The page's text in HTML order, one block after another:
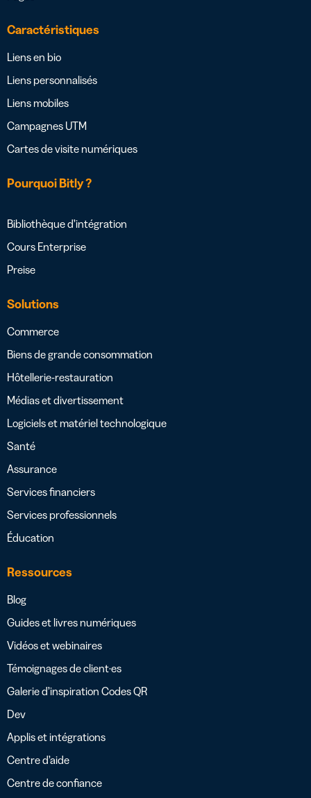
Caractéristiques
Liens en bio
Liens personnalisés
Liens mobiles
Campagnes UTM
Cartes de visite numériques
Pourquoi Bitly ?
Bibliothèque d’intégration
Cours Enterprise
Preise
Solutions
Commerce
Biens de grande consommation
Hôtellerie-restauration
Médias et divertissement
Logiciels et matériel technologique
Santé
Assurance
Services financiers
Services professionnels
Éducation
Ressources
Blog
Guides et livres numériques
Vidéos et webinaires
Témoignages de client·es
Galerie d’inspiration Codes QR
Dev
Applis et intégrations
Centre d’aide
Centre de confiance